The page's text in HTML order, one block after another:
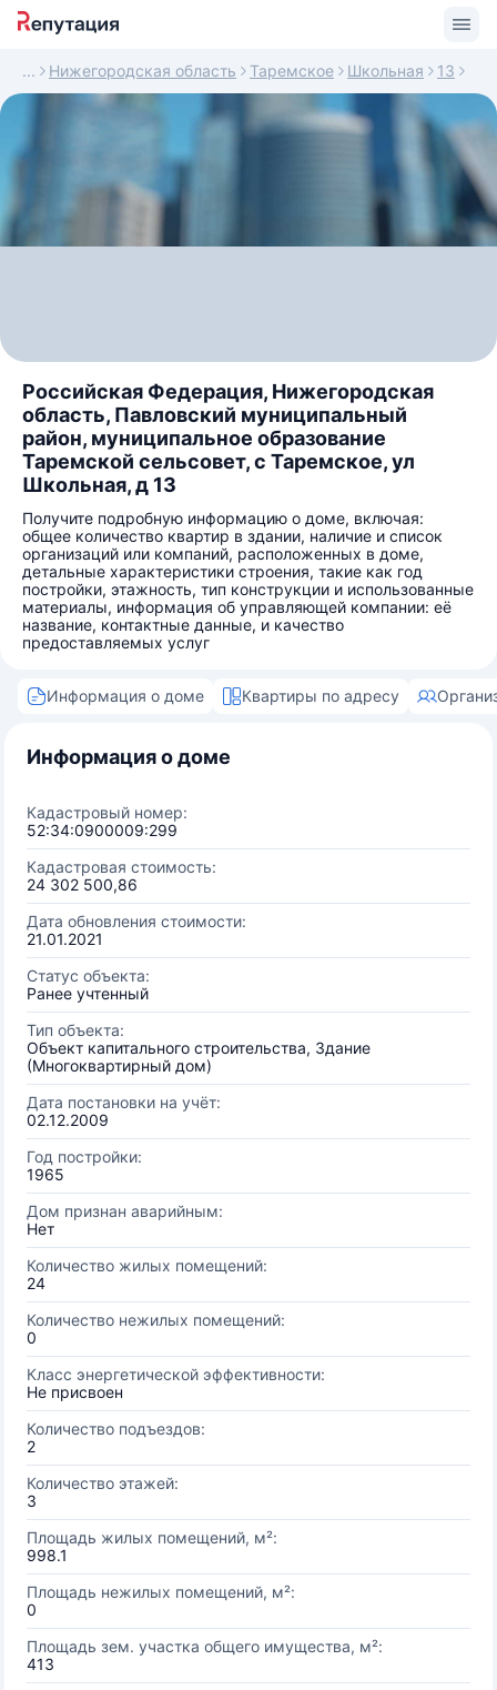
Нижегородская область Таремское Школьная 13
Российская Федерация, Нижегородская
область, Павловский муниципальный
район, муниципальное образование
Таремской сельсовет, с Таремское, ул
Школьная, д 13
Получите подробную информацию о доме, включая:
общее количество квартир в здании, наличие и список
организаций или компаний, расположенных в доме,
детальные характеристики строения, такие как год
постройки, этажность, тип конструкции и использованные
материалы, информация об управляющей компании: её
название, контактные данные, и качество
предоставляемых услуг
Информация о доме Квартиры по адресу
Информация о доме
Кадастровый номер:
52:34:0900009:299
Кадастровая стоимость:
24 302 500,86
Дата обновления стоимости:
21.01.2021
Статус объекта:
Ранее учтенный
Тип объекта:
Объект капитального строительства, Здание
(Многоквартирный дом)
Дата постановки на учёт:
02.12.2009
Год постройки:
1965
Дом признан аварийным:
Нет
Количество жилых помещений:
24
Количество нежилых помещений:
0
Класс энергетической эффективности:
Не присвоен
Количество подъездов:
2
Количество этажей:
3
Площадь жилых помещений, м²:
998.1
Площадь нежилых помещений, м²:
0
Площадь зем. участка общего имущества, м²:
413